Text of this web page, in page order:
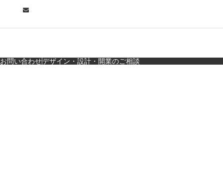
料理・個室の距離感か
お問い合わせデザイン・設計・開業のご相談